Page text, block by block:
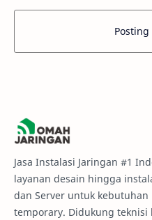
Jasa Instalasi Jaringan #1
layanan desain hingga
dan Server untuk
temporary. Didukung